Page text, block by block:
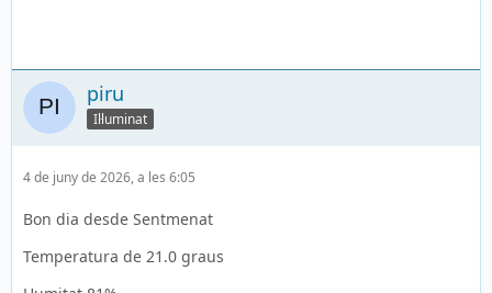
piru
Il·luminat
4 de juny de 2026, a les 6:05
Bon dia desde Sentmenat
Temperatura de 21.0 graus